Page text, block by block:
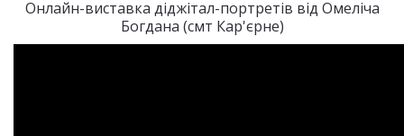
Онлайн-виставка діджітал-портретів від Омеліча
Богдана (смт Кар'єрне)